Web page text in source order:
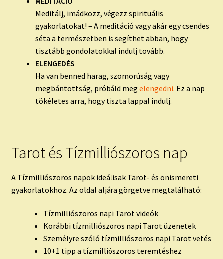
Meditálj, imádkozz, végezz spirituális
gyakorlatokat! – A meditáció vagy akár egy csendes
séta a természetben is segíthet abban, hogy
tisztább gondolatokkal indulj tovább.
ELENGEDÉS
Ha van benned harag, szomorúság vagy
megbántottság, próbáld meg elengedni. Ez a nap
tökéletes arra, hogy tiszta lappal indulj.
Tarot és Tízmilliószoros nap
A Tízmilliószoros napok ideálisak Tarot- és önismereti
gyakorlatokhoz. Az oldal aljára görgetve megtalálható:
Tízmilliószoros napi Tarot videók
Korábbi tízmilliószoros napi Tarot üzenetek
Személyre szóló tízmilliószoros napi Tarot vetés
10+1 tipp a tízmilliószoros teremtéshez